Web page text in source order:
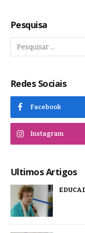
Pesquisa
Redes Sociais
Facebook
Instagram
Ultimos Artigos